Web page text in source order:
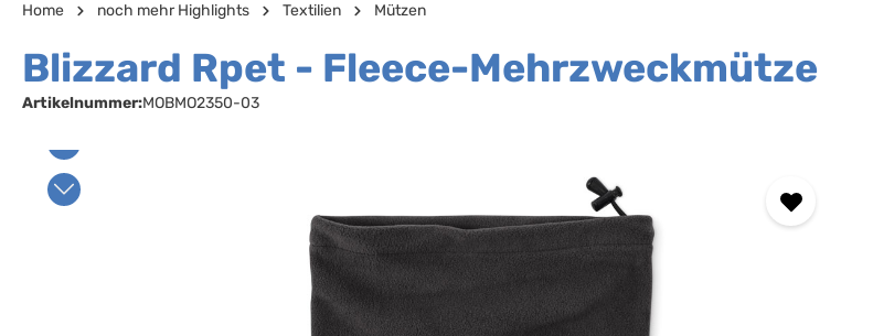
Home noch mehr Highlights Textilien Mützen
Blizzard Rpet - Fleece-Mehrzweckmütze
Artikelnummer:MOBMO2350-03
Bildergalerie überspringen